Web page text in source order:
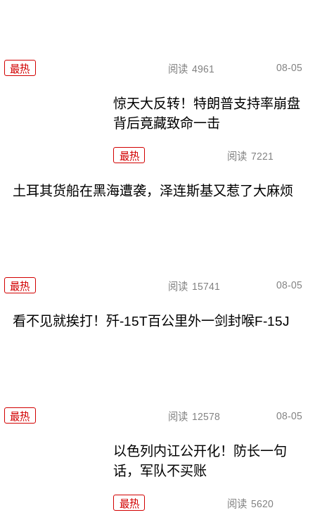
最热 阅读 4961 08-05
惊天大反转！特朗普支持率崩盘
背后竟藏致命一击
最热 阅读 7221
土耳其货船在黑海遭袭，泽连斯基又惹了大麻烦
最热 阅读 15741 08-05
看不见就挨打！歼-15T百公里外一剑封喉F-15J
最热 阅读 12578 08-05
以色列内讧公开化！防长一句
话，军队不买账
最热 阅读 5620